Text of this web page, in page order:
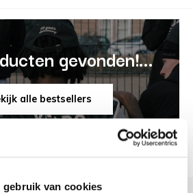
gebruik van cookies
gevonden!...
alle bestsellers